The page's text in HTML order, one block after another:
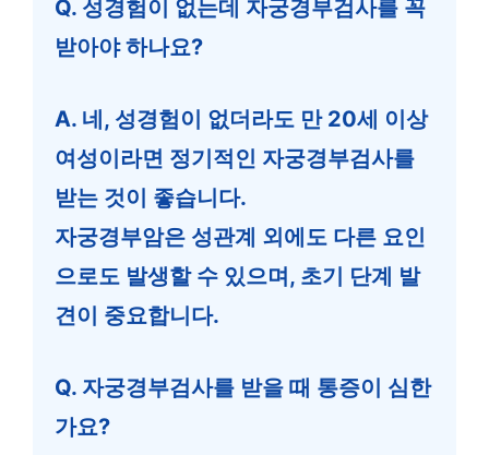
Q. 성경험이 없는데 자궁경부검사를 꼭
받아야 하나요?
A. 네, 성경험이 없더라도 만 20세 이상
여성이라면 정기적인 자궁경부검사를
받는 것이 좋습니다.
자궁경부암은 성관계 외에도 다른 요인
으로도 발생할 수 있으며, 초기 단계 발
견이 중요합니다.
Q. 자궁경부검사를 받을 때 통증이 심한
가요?